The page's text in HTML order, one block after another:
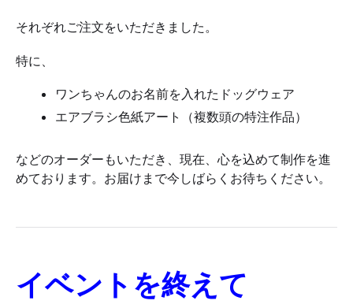
それぞれご注文をいただきました。
特に、
ワンちゃんのお名前を入れたドッグウェア
エアブラシ色紙アート（複数頭の特注作品）
などのオーダーもいただき、現在、心を込めて制作を進
めております。お届けまで今しばらくお待ちください。
イベントを終えて